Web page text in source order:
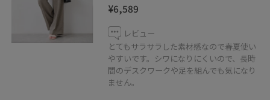
¥6,589
レビュー
とてもサラサラした素材感なので春夏使い
やすいです。シワになりにくいので、長時
間のデスクワークや足を組んでも気になり
ません。